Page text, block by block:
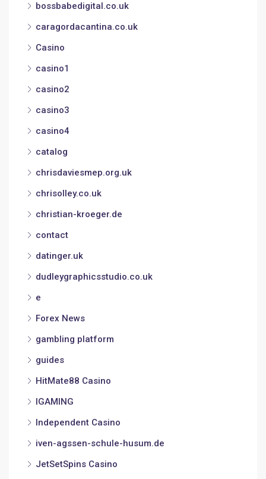
bossbabedigital.co.uk
caragordacantina.co.uk
Casino
casino1
casino2
casino3
casino4
catalog
chrisdaviesmep.org.uk
chrisolley.co.uk
christian-kroeger.de
contact
datinger.uk
dudleygraphicsstudio.co.uk
e
Forex News
gambling platform
guides
HitMate88 Casino
IGAMING
Independent Casino
iven-agssen-schule-husum.de
JetSetSpins Casino